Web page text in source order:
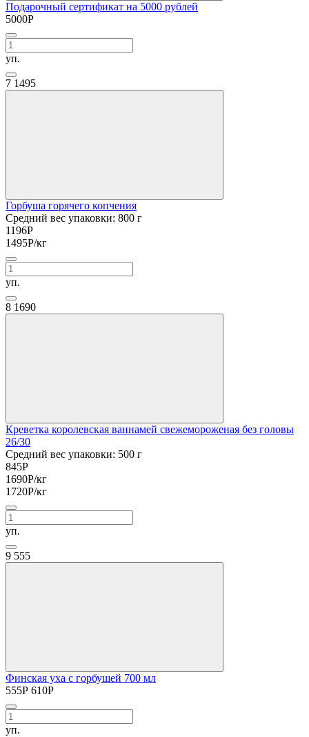
Подарочный сертификат на 5000 рублей
5000Р
уп.
7 1495
Горбуша горячего копчения
Средний вес упаковки: 800 г
1196Р
1495Р/кг
уп.
8 1690
Креветка королевская ваннамей свежемороженая без головы
26/30
Средний вес упаковки: 500 г
845Р
1690Р/кг
1720Р/кг
уп.
9 555
Финская уха с горбушей 700 мл
555Р 610Р
уп.